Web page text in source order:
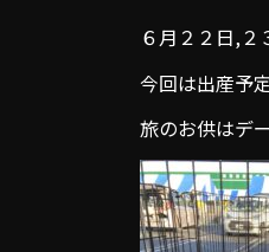
６月２２日,２
今回は出産予
旅のお供はデ